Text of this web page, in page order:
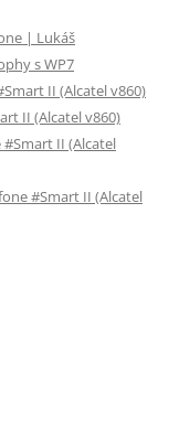
| Lukáš
s WP7
II (Alcatel v860)
II (Alcatel v860)
II (Alcatel
#Smart II (Alcatel